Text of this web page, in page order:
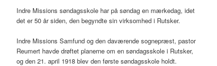
Indre Missions søndagsskole har på søndag en mærkedag, idet
det er 50 år siden, den begyndte sin virksomhed i Rutsker.
Indre Missions Samfund og den daværende sognepræst, pastor
Reumert havde drøftet planerne om en søndagsskole i Rutsker,
og den 21. april 1918 blev den første søndagsskole holdt.